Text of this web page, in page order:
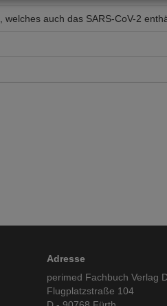
auch das SARS-CoV-2
Adresse
perimed Fachbuch Verlag
Flugplatzstraße 104